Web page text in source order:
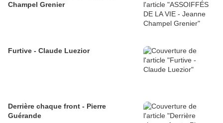
Champel Grenier
Furtive - Claude Luezior
Derrière chaque front - Pierre
Guérande